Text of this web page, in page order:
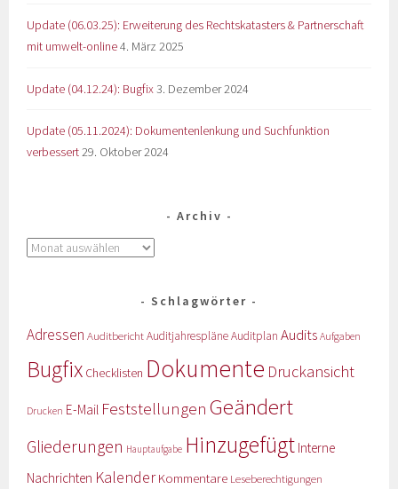
Update (06.03.25): Erweiterung des Rechtskatasters & Partnerschaft
mit umwelt-online4. März 2025
Update (04.12.24): Bugfix 3. Dezember 2024
Update (05.11.2024): Dokumentenlenkung und Suchfunktion
verbessert29. Oktober 2024
Archiv
Schlagwörter
Adressen AuditberichtAuditjahrespläneAuditplan Audits Aufgaben
Bugfix Checklisten Dokumente Druckansicht
Drucken E-Mail Feststellungen Geändert
Gliederungen Hauptaufgabe Hinzugefügt Interne
Nachrichten KalenderKommentare Leseberechtigungen